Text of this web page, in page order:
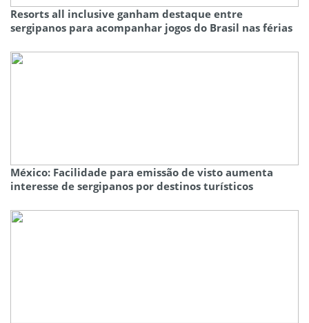
Resorts all inclusive ganham destaque entre
sergipanos para acompanhar jogos do Brasil nas férias
México: Facilidade para emissão de visto aumenta
interesse de sergipanos por destinos turísticos